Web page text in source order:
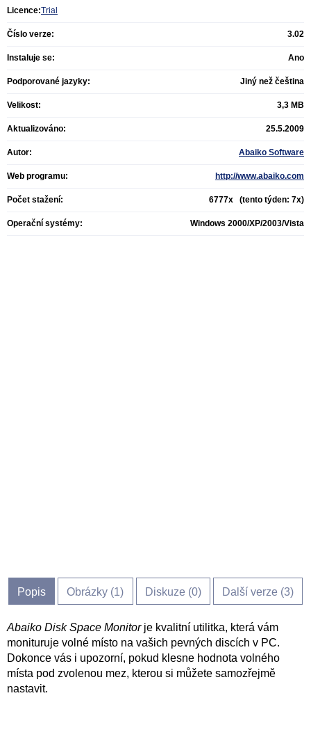
Licence:Trial
Číslo verze: 3.02
Instaluje se: Ano
Podporované jazyky: Jiný než čeština
Velikost: 3,3 MB
Aktualizováno: 25.5.2009
Autor: Abaiko Software
Web programu: http://www.abaiko.com
Počet stažení: 6777x (tento týden: 7x)
Operační systémy: Windows 2000/XP/2003/Vista
Popis Obrázky (1) Diskuze (0) Další verze (3)
Abaiko Disk Space Monitorje kvalitní utilitka, která vám
monituruje volné místo na vašich pevných discích v PC.
Dokonce vás i upozorní, pokud klesne hodnota volného
místa pod zvolenou mez, kterou si můžete samozřejmě
nastavit.